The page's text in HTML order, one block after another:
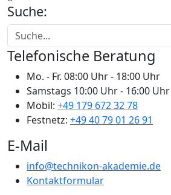
Suche:
Telefonische Beratung
Mo. - Fr. 08:00 Uhr - 18:00 Uhr
Samstags 10:00 Uhr - 16:00 Uhr
Mobil: +49 179 672 32 78
Festnetz: +49 40 79 01 26 91
E-Mail
info@technikon-akademie.de
Kontaktformular